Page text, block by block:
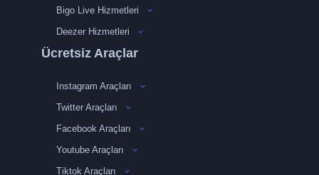
Bigo Live Hizmetleri
Deezer Hizmetleri
Ücretsiz Araçlar
Instagram Araçları
Twitter Araçları
Facebook Araçları
Youtube Araçları
Tiktok Araçları